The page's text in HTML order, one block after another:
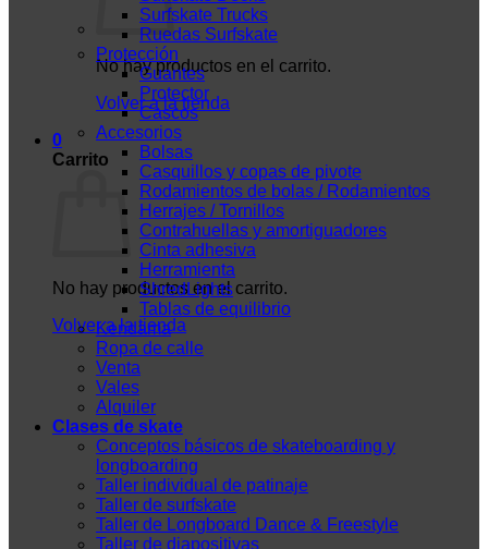
No hay productos en el carrito.
Volver a la tienda
0
Carrito
No hay productos en el carrito.
Volver a la tienda
Surfskate Trucks
Ruedas Surfskate
Protección
Guantes
Protector
Cascos
Accesorios
Bolsas
Casquillos y copas de pivote
Rodamientos de bolas / Rodamientos
Herrajes / Tornillos
Contrahuellas y amortiguadores
Cinta adhesiva
Herramienta
ShredLights
Tablas de equilibrio
Kendama
Ropa de calle
Venta
Vales
Alquiler
Clases de skate
Conceptos básicos de skateboarding y
longboarding
Taller individual de patinaje
Taller de surfskate
Taller de Longboard Dance & Freestyle
Taller de diapositivas